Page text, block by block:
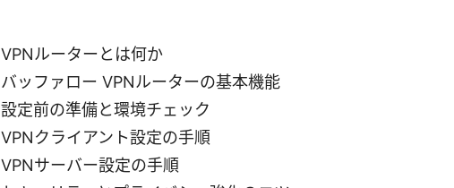
VPNルーターとは何か
バッファロー VPNルーターの基本機能
設定前の準備と環境チェック
VPNクライアント設定の手順
VPNサーバー設定の手順